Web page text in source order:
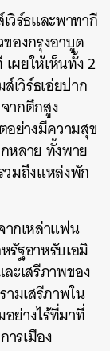
วิร์ธและพาทากี
องกรุงอาบูด
ผยให้เห็นทั้ง 2
วิร์ธเอ่ยปาก
ากตึกสูง
ย่างมีความสุข
หลาย ทั้งพาย
วมถึงแหล่งพัก
ากเหล่าแฟน
ฐอาหรับเอมิ
ะเสรีภาพของ
มเสรีภาพใน
ย่างไร้ที่มาที่
รเมือง